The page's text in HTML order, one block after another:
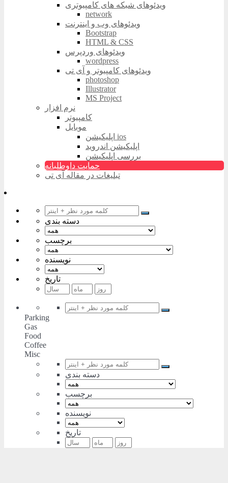
ویدئوهای شبکه های کامپیوتری
network
ویدئوهای وب و اینترنت
Bootstrap
HTML & CSS
ویدئوهای وردپرس
wordpress
ویدئوهای کامپیوتر و آی تی
photoshop
Illustrator
MS Project
نرم افزار
کامپیوتر
موبایل
اپلیکیشن ios
اپلیکیشن اندروید
بررسی اپلیکیشن
حمایت داوطلبانه
تبلیغات در مقاله آی تی
دسته بندی
برچسب
نویسنده
تاریخ
Parking
Gas
Food
Coffee
Misc
دسته بندی
برچسب
نویسنده
تاریخ